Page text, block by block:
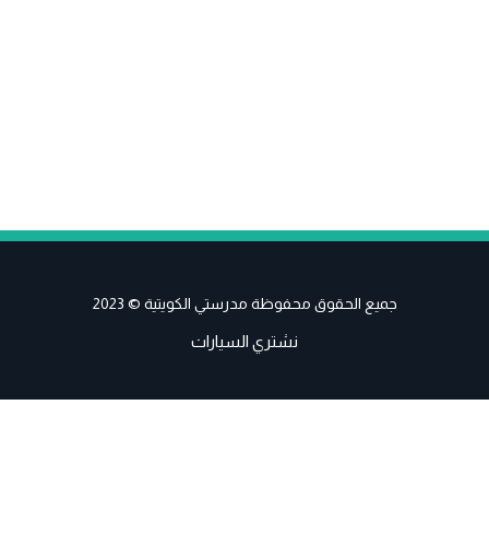
جميع الحقوق محفوظة مدرستي الكويتية © 2023
نشتري السيارات